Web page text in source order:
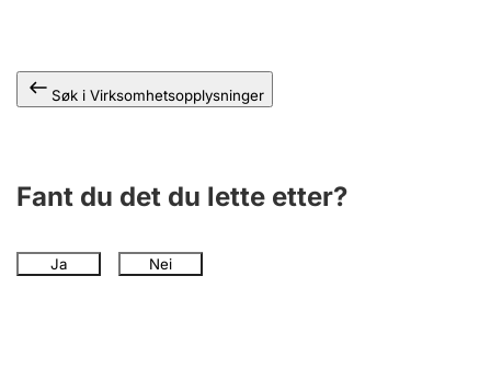
Søk i Virksomhetsopplysninger
Fant du det du lette etter?
Ja Nei